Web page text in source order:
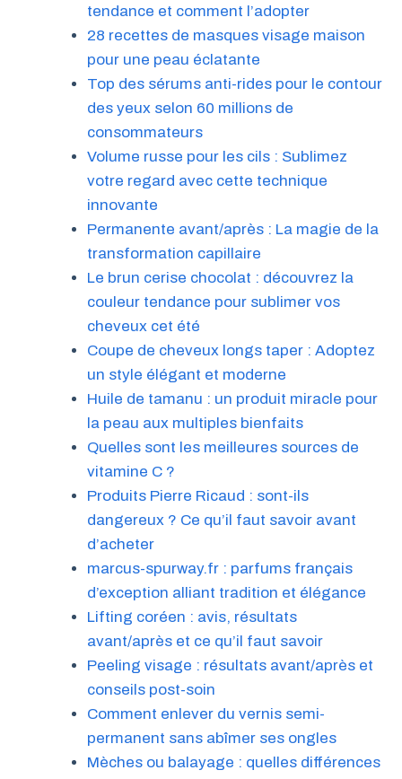
tendance et comment l’adopter
28 recettes de masques visage maison
pour une peau éclatante
Top des sérums anti-rides pour le contour
des yeux selon 60 millions de
consommateurs
Volume russe pour les cils : Sublimez
votre regard avec cette technique
innovante
Permanente avant/après : La magie de la
transformation capillaire
Le brun cerise chocolat : découvrez la
couleur tendance pour sublimer vos
cheveux cet été
Coupe de cheveux longs taper : Adoptez
un style élégant et moderne
Huile de tamanu : un produit miracle pour
la peau aux multiples bienfaits
Quelles sont les meilleures sources de
vitamine C ?
Produits Pierre Ricaud : sont-ils
dangereux ? Ce qu’il faut savoir avant
d’acheter
marcus-spurway.fr : parfums français
d’exception alliant tradition et élégance
Lifting coréen : avis, résultats
avant/après et ce qu’il faut savoir
Peeling visage : résultats avant/après et
conseils post-soin
Comment enlever du vernis semi-
permanent sans abîmer ses ongles
Mèches ou balayage : quelles différences